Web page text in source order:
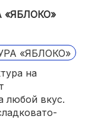
«ЯБЛОКО»
на
любой вкус.